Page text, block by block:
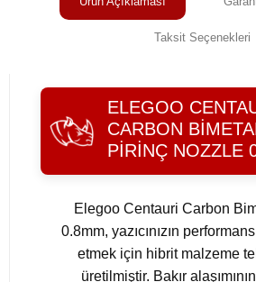
Taksit Seçenekleri
ELEGOO
CARBON
PIRINÇ NOZZLE
Elegoo Centauri Carbon
0.8mm, yazıcınızın
etmek için hibrit malzeme
üretilmiştir. Bakır